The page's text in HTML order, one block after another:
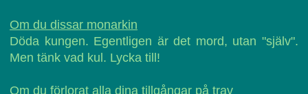
Om du dissar monarkin
Döda kungen. Egentligen är det mord, utan "själv".
Men tänk vad kul. Lycka till!
Om du förlorat alla dina tillgångar på trav